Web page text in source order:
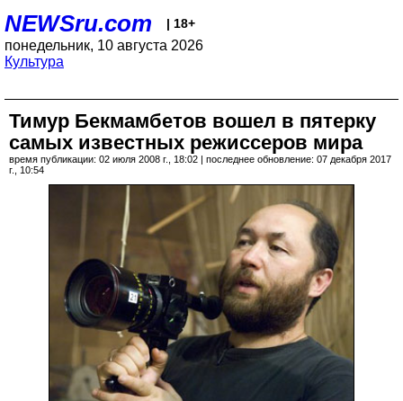
NEWSru.com | 18+
понедельник, 10 августа 2026
Культура
Тимур Бекмамбетов вошел в пятерку
самых известных режиссеров мира
время публикации: 02 июля 2008 г., 18:02 | последнее обновление: 07 декабря 2017
г., 10:54